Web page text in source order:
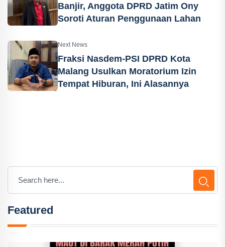
Banjir, Anggota DPRD Jatim Ony
Soroti Aturan Penggunaan Lahan
Next News
Fraksi Nasdem-PSI DPRD Kota
Malang Usulkan Moratorium Izin
Tempat Hiburan, Ini Alasannya
Featured